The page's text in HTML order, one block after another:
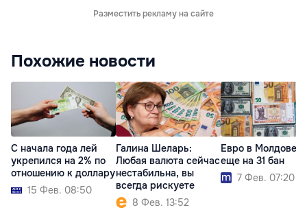
Разместить рекламу на сайте
Похожие новости
С начала года лей
укрепился на 2% по
отношению к доллару
15 Фев. 08:50
Галина Шеларь:
Любая валюта сейчас
нестабильна, вы
всегда рискуете
8 Фев. 13:52
Евро в Молдове
еще на 31 бан
7 Фев. 07:20